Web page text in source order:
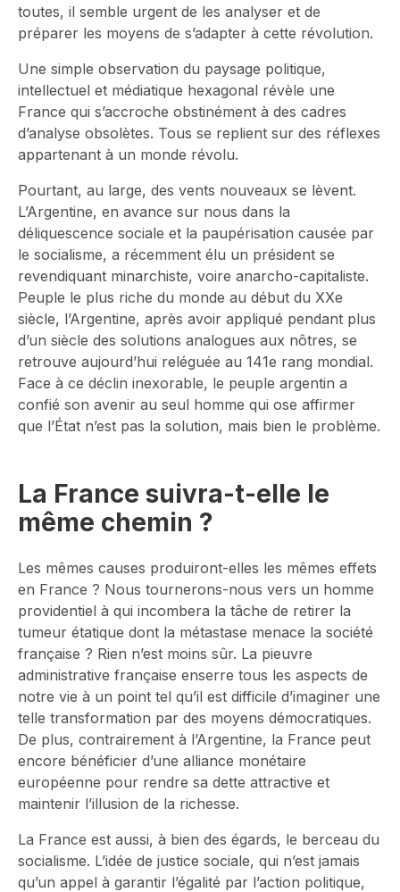
toutes, il semble urgent de les analyser et de
préparer les moyens de s’adapter à cette révolution.
Une simple observation du paysage politique,
intellectuel et médiatique hexagonal révèle une
France qui s’accroche obstinément à des cadres
d’analyse obsolètes. Tous se replient sur des réflexes
appartenant à un monde révolu.
Pourtant, au large, des vents nouveaux se lèvent.
L’Argentine, en avance sur nous dans la
déliquescence sociale et la paupérisation causée par
le socialisme, a récemment élu un président se
revendiquant minarchiste, voire anarcho-capitaliste.
Peuple le plus riche du monde au début du XXe
siècle, l’Argentine, après avoir appliqué pendant plus
d’un siècle des solutions analogues aux nôtres, se
retrouve aujourd’hui reléguée au 141e rang mondial.
Face à ce déclin inexorable, le peuple argentin a
confié son avenir au seul homme qui ose affirmer
que l’État n’est pas la solution, mais bien le problème.
La France suivra-t-elle le
même chemin ?
Les mêmes causes produiront-elles les mêmes effets
en France ? Nous tournerons-nous vers un homme
providentiel à qui incombera la tâche de retirer la
tumeur étatique dont la métastase menace la société
française ? Rien n’est moins sûr. La pieuvre
administrative française enserre tous les aspects de
notre vie à un point tel qu’il est difficile d’imaginer une
telle transformation par des moyens démocratiques.
De plus, contrairement à l’Argentine, la France peut
encore bénéficier d’une alliance monétaire
européenne pour rendre sa dette attractive et
maintenir l’illusion de la richesse.
La France est aussi, à bien des égards, le berceau du
socialisme. L’idée de justice sociale, qui n’est jamais
qu’un appel à garantir l’égalité par l’action politique,